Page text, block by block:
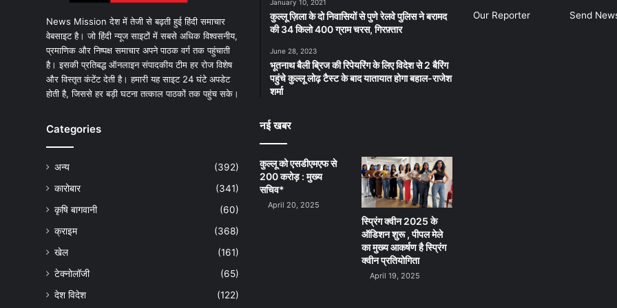
News Mission देश में तेजी से बढ़ती हुई हिंदी समाचार
वेबसाइट है। जो हिंदी न्यूज साइटों में सबसे अधिक विश्वसनीय,
प्रमाणिक और निष्पक्ष समाचार अपने पाठक वर्ग तक पहुंचाती
है। इसकी प्रतिबद्ध ऑनलाइन संपादकीय टीम हर रोज विशेष
और विस्तृत कंटेंट देती है। हमारी यह साइट 24 घंटे अपडेट
होती है, जिससे हर बड़ी घटना तत्काल पाठकों तक पहुंच सके।
Categories
अन्य
(392)
कारोबार
(341)
कृषि बागवानी
(60)
क्राइम
(368)
खेल
(161)
टेक्नोलॉजी
(65)
देश विदेश
(122)
January 10, 2021
कुल्लू ज़िला के दो निवासियों से पुणे रेलवे पुलिस ने बरामद
की 34 किलो 400 ग्राम चरस, गिरफ़्तार
June 28, 2023
भूतनाथ बैली ब्रिज की रिपेयरिंग के लिए विदेश से 2 बैरिंग
पहुंचे कुल्लू लोढ़ टैस्ट के बाद यातायात होगा बहाल-राजेश
शर्मा
नई खबर
कुल्लू को एसडीएमएफ से
200 करोड़ : मुख्य
सचिव*
April 20, 2025
स्प्रिंग क्वीन 2025 के
ऑडिशन शुरू , पीपल मेले
का मुख्य आकर्षण है स्प्रिंग
क्वीन प्रतियोगिता
April 19, 2025
Our Reporter Send